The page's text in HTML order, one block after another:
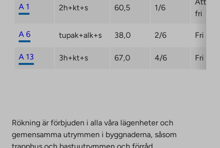
A 1 2h+kt+s 60,5 1/6
fri
A 6 tupak+alk+s 38,0 2/6 Fri
A 13 3h+kt+s 67,0 4/6 Fri
Rökning är förbjuden i alla våra lägenheter och
gemensamma utrymmen i byggnaderna, såsom
trapphus och bastuutrymmen och förråd.